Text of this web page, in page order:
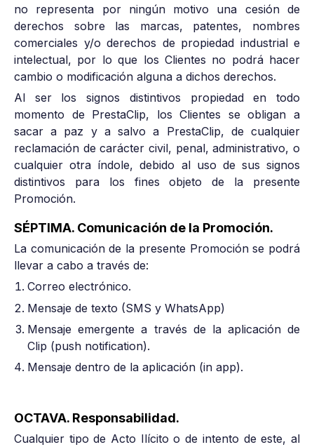
no representa por ningún motivo una cesión de
derechos sobre las marcas, patentes, nombres
comerciales y/o derechos de propiedad industrial e
intelectual, por lo que los Clientes no podrá hacer
cambio o modificación alguna a dichos derechos.
Al ser los signos distintivos propiedad en todo
momento de PrestaClip, los Clientes se obligan a
sacar a paz y a salvo a PrestaClip, de cualquier
reclamación de carácter civil, penal, administrativo, o
cualquier otra índole, debido al uso de sus signos
distintivos para los fines objeto de la presente
Promoción.
SÉPTIMA. Comunicación de la Promoción.
La comunicación de la presente Promoción se podrá
llevar a cabo a través de:
Correo electrónico.
Mensaje de texto (SMS y WhatsApp)
Mensaje emergente a través de la aplicación de
Clip (push notification).
Mensaje dentro de la aplicación (in app).
OCTAVA. Responsabilidad.
Cualquier tipo de Acto Ilícito o de intento de este, al